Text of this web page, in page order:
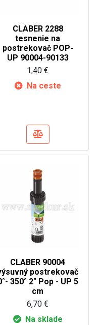
CLABER 2288
tesnenie na
postrekovač POP-
UP 90004-90133
1,40 €
Na ceste
CLABER 90004
postrekovač
350° 2" Pop - UP 5
cm
6,70 €
Na sklade